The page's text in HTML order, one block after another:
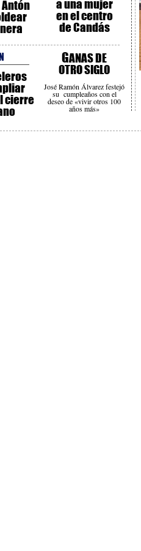
a una mujer
en el centro
de Candás
cierre
GANAS DE
OTRO SIGLO
José Ramón Álvarez festejó
su cumpleaños con el
deseo de «vivir otros 100
años más»